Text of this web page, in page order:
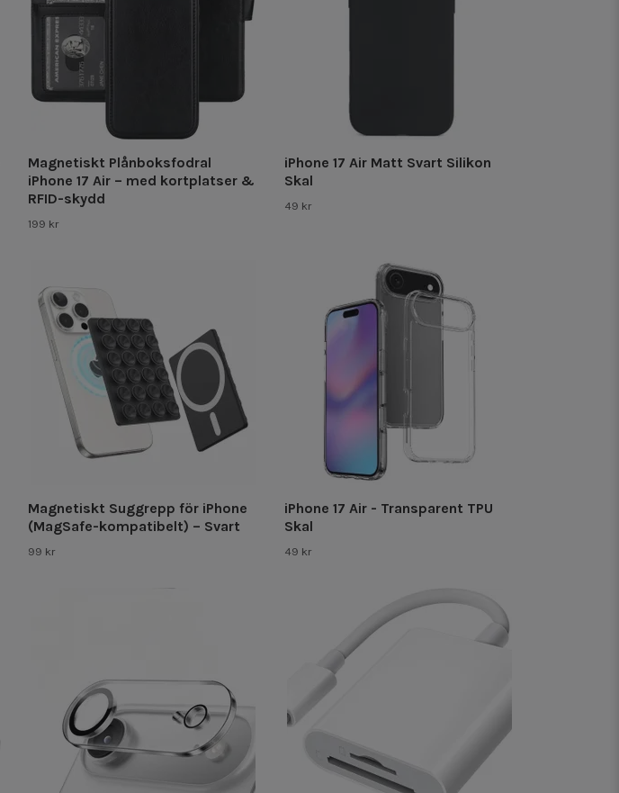
Magnetiskt Plånboksfodral
iPhone 17 Air – med kortplatser &
RFID-skydd
199 kr
iPhone 17 Air Matt Svart Silikon
Skal
49 kr
Magnetiskt Suggrepp för iPhone
(MagSafe-kompatibelt) – Svart
99 kr
iPhone 17 Air - Transparent TPU
Skal
49 kr